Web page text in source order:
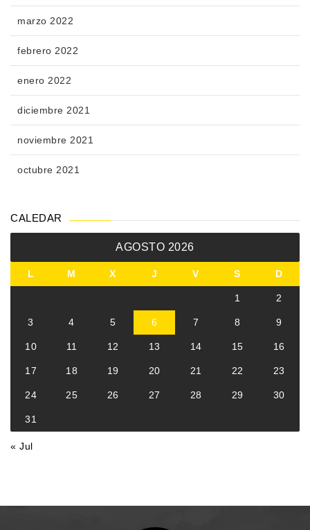
marzo 2022
febrero 2022
enero 2022
diciembre 2021
noviembre 2021
octubre 2021
CALEDAR
AGOSTO 2026
L M X J V S D
1 2
3 4 5 6 7 8 9
10 11 12 13 14 15 16
17 18 19 20 21 22 23
24 25 26 27 28 29 30
31
« Jul